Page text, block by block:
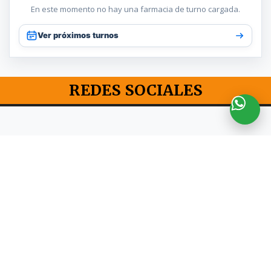
En este momento no hay una farmacia de turno cargada.
Ver próximos turnos
REDES SOCIALES